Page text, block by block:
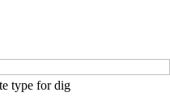
type for dig